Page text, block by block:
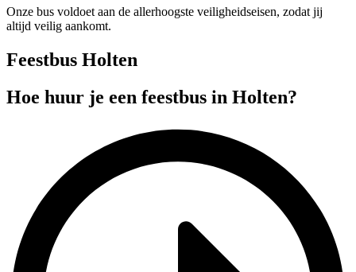
Onze bus voldoet aan de allerhoogste veiligheidseisen, zodat jij
altijd veilig aankomt.
Feestbus Holten
Hoe huur je een feestbus in Holten?